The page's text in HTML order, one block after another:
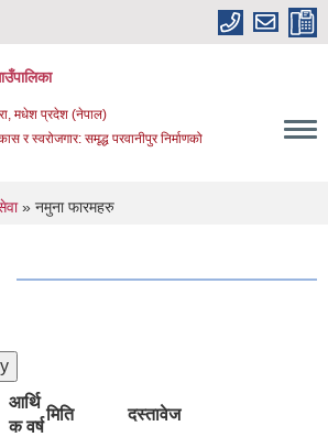
मधेश प्रदेश (नेपाल)
र स्वरोजगार: समृद्ध परवानीपुर निर्माणको
» नमुना फारमहरु
आर्थि
क वर्ष
मिति दस्तावेज